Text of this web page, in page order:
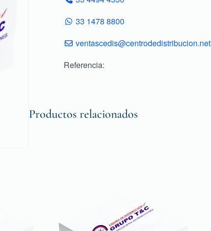
33 1478 8800
ventascedis@centrodedistribucion.net
Referencia:
Productos relacionados